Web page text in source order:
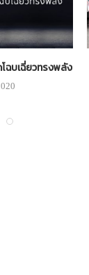
ฉบเฉี่ยวทรงพลัง